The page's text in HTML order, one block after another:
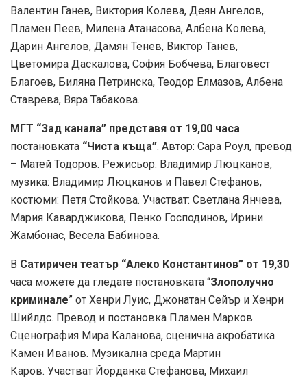
Валентин Ганев, Виктория Колева, Деян Ангелов,
Пламен Пеев, Милена Атанасова, Албена Колева,
Дарин Ангелов, Дамян Тенев, Виктор Танев,
Цветомира Даскалова, София Бобчева, Благовест
Благоев, Биляна Петринска, Теодор Елмазов, Албена
Ставрева, Вяра Табакова.
МГТ “Зад канала” представя от 19,00 часа
постановката “Чиста къща”. Автор: Сара Роул, превод
– Матей Тодоров. Режисьор: Владимир Люцканов,
музика: Владимир Люцканов и Павел Стефанов,
костюми: Петя Стойкова. Участват: Светлана Янчева,
Мария Каварджикова, Пенко Господинов, Ирини
Жамбонас, Весела Бабинова.
В Сатиричен театър “Алеко Константинов” от 19,30
часа можете да гледате постановката “Злополучно
криминале” от Хенри Луис, Джонатан Сейър и Хенри
Шийлдс. Превод и постановка Пламен Марков.
Сценография Мира Каланова, сценична акробатика
Камен Иванов. Музикална среда Мартин
Каров. Участват Йорданка Стефанова, Михаил